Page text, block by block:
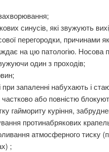
синусів, які звужують
перегородки, причинами
на цю патологію. Носова
один з проходів;
при запаленні набухають і
або повністю
гаймориту куріння,
протинабрякових
атмосферного тиску
;